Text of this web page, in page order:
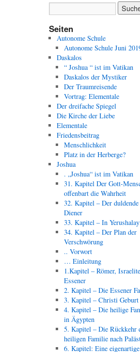
Seiten
Autonome Schule
Autonome Schule Juni
Daskalos
“ Joshua “ ist im Vatikan
Daskalos der Mystiker
Der Traumreisende
Vortrag: Elementale
Der dreifache Spiegel
Die Kirche der Liebe
Elementale
Friedensbeitrag
Menschlichkeit
Platz in der Herberge?
Joshua
. „Joshua“ ist im Vatikan
31. Kapitel Der Gott-
offenbart die Wahrheit
32. Kapitel – Der duldende
Diener
33. Kapitel – In
34. Kapitel – Der Plan der
Verschwörung
.. Vorwort
… Einleitung
1.Kapitel – Römer,
Essener
2. Kapitel – Die Essener
3. Kapitel – Christi Geburt
4. Kapitel – Die heilige
in Ägypten
5. Kapitel – Die Rückkehr
heiligen Familie nach
6. Kapitel: Eine eigenartige